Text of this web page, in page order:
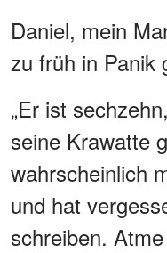
Daniel, mein
zu früh in Panik
„Er ist
seine Krawatte
wahrscheinlich
und hat
schreiben.